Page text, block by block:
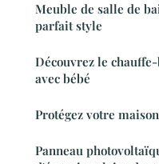
Meuble de salle de
parfait style
Découvrez le
avec bébé
Protégez votre
Panneau